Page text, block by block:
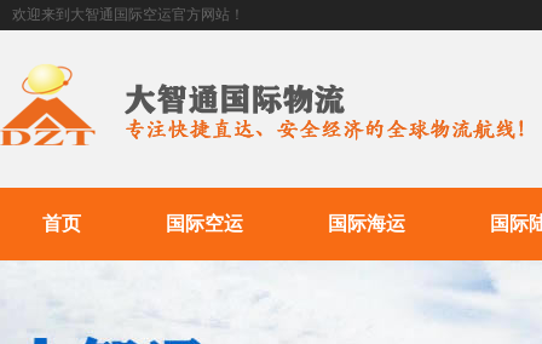
欢迎来到大智通国际空运官方网站！
首页 国际空运 国际海运 国际